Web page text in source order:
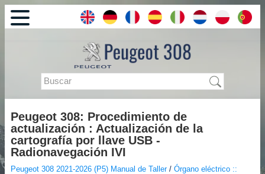
Peugeot 308: Procedimiento de
actualización : Actualización de la
cartografía por llave USB -
Radionavegación IVI
Peugeot 308 2021-2026 (P5) Manual de Taller/ Órgano eléctrico ::